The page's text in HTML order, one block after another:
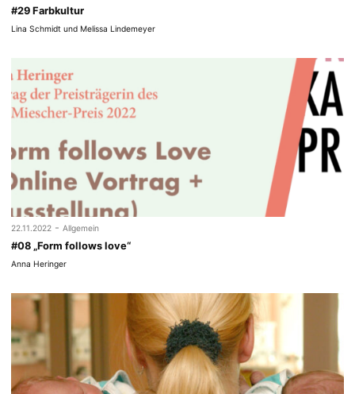
#29 Farbkultur
Lina Schmidt und Melissa Lindemeyer
22.11.2022 - Allgemein
#08 „Form follows love“
Anna Heringer